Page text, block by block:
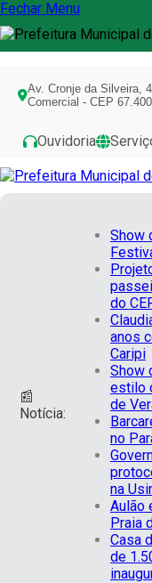
Fechar Menu
Av. Cronje da Silveira,
Comercial - CEP
Ouvidoria
📰
Notícia:
Show
do
anos
Caripi
Show
estilo
de
no
na
Aulão
Praia
Casa
de